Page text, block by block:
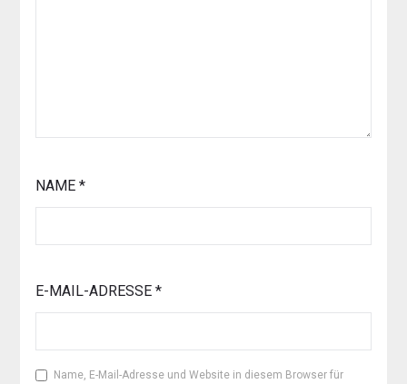
NAME *
E-MAIL-ADRESSE *
Name, E-Mail-Adresse und Website in diesem Browser für